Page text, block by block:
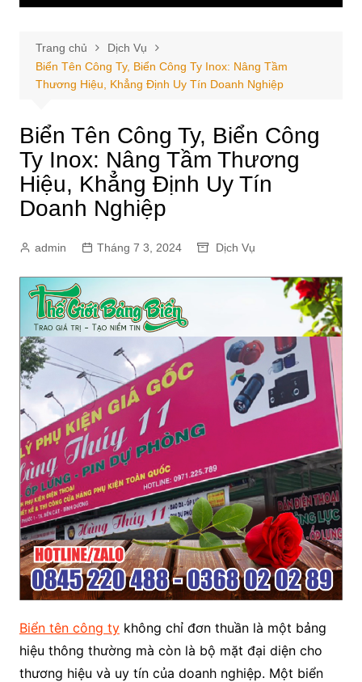
Trang chủ
Dịch Vụ
Biển Tên Công Ty, Biển Công Ty Inox: Nâng Tầm
Thương Hiệu, Khẳng Định Uy Tín Doanh Nghiệp
Biển Tên Công Ty, Biển Công
Ty Inox: Nâng Tầm Thương
Hiệu, Khẳng Định Uy Tín
Doanh Nghiệp
admin Tháng 7 3, 2024 Dịch Vụ
Biển tên công tykhông chỉ đơn thuần là một bảng
hiệu thông thường mà còn là bộ mặt đại diện cho
thương hiệu và uy tín của doanh nghiệp. Một biển